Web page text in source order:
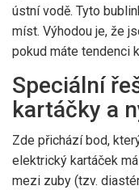
ústní vodě. Tyto
míst. Výhodou je, že
pokud máte tendenci
Speciální
kartáčky a
Zde přichází bod,
elektrický kartáček
mezi zuby (tzv.